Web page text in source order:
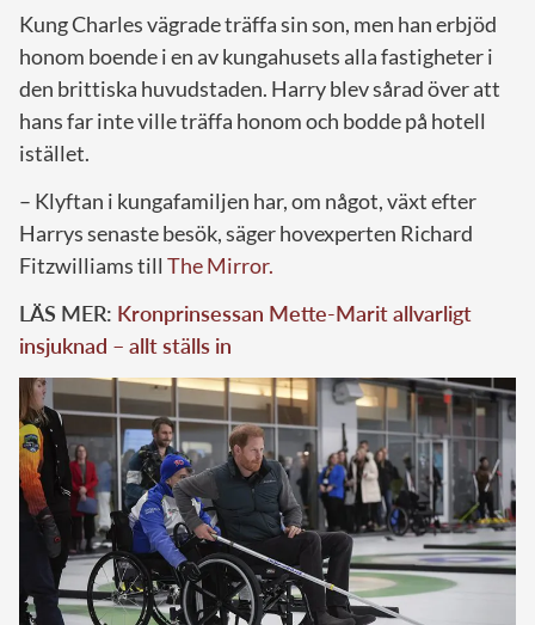
Kung Charles vägrade träffa sin son, men han erbjöd
honom boende i en av kungahusets alla fastigheter i
den brittiska huvudstaden. Harry blev sårad över att
hans far inte ville träffa honom och bodde på hotell
istället.
– Klyftan i kungafamiljen har, om något, växt efter
Harrys senaste besök, säger hovexperten Richard
Fitzwilliams till The Mirror.
LÄS MER: Kronprinsessan Mette-Marit allvarligt
insjuknad – allt ställs in